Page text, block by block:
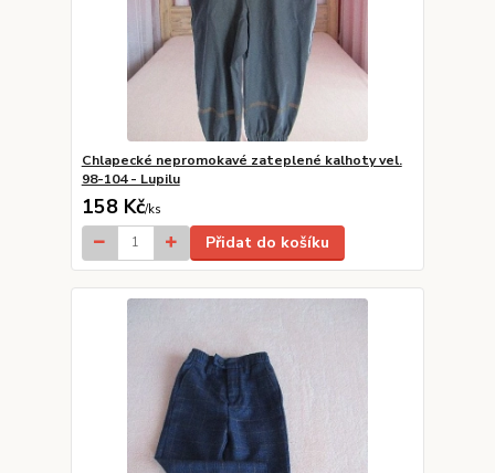
Chlapecké nepromokavé zateplené kalhoty vel.
98-104 - Lupilu
158 Kč/ks
Přidat do košíku